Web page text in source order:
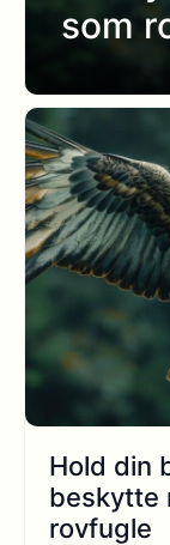
som
Hold din
beskytte
rovfugle